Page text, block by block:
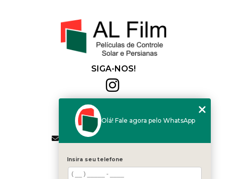
SIGA-NOS!
(11) 2564-4684
(11) 94168-2041
contato.vendas@alfilm.com.br
MENU
HOME
Olá! Fale agora pelo WhatsApp
Insira seu telefone